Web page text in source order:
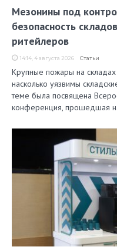
Мезонины под
безопасность
ритейлеров
14:14, 4 августа 2026 Статьи
Крупные пожары на складах
насколько уязвимы
теме была посвящена
конференция, прошедшая